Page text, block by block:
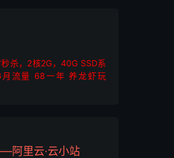
秒杀，2核2G，40G SSD系
流量 68一年 养龙虾玩
阿里云·云小站